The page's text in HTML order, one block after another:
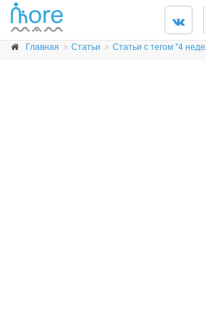
Главная Статьи Статьи с тегом "4